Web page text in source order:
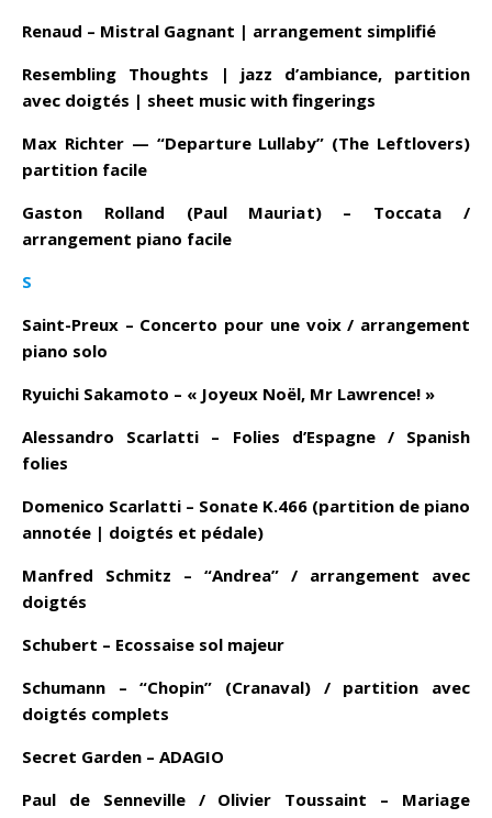
Renaud – Mistral Gagnant | arrangement simplifié
Resembling Thoughts | jazz d’ambiance, partition
avec doigtés | sheet music with fingerings
Max Richter — “Departure Lullaby” (The Leftlovers)
partition facile
Gaston Rolland (Paul Mauriat) – Toccata /
arrangement piano facile
S
Saint-Preux – Concerto pour une voix / arrangement
piano solo
Ryuichi Sakamoto – « Joyeux Noël, Mr Lawrence! »
Alessandro Scarlatti – Folies d’Espagne / Spanish
folies
Domenico Scarlatti – Sonate K.466 (partition de piano
annotée | doigtés et pédale)
Manfred Schmitz – “Andrea” / arrangement avec
doigtés
Schubert – Ecossaise sol majeur
Schumann – “Chopin” (Cranaval) / partition avec
doigtés complets
Secret Garden – ADAGIO
Paul de Senneville / Olivier Toussaint – Mariage